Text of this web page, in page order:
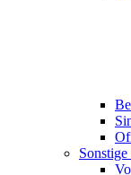
Sonstige